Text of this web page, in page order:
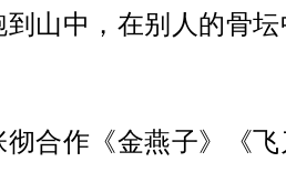
山中，在别人的骨
合作《金燕子》《